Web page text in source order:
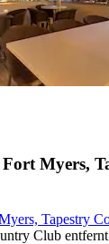
Myers,
Tapestry
Club entfernt